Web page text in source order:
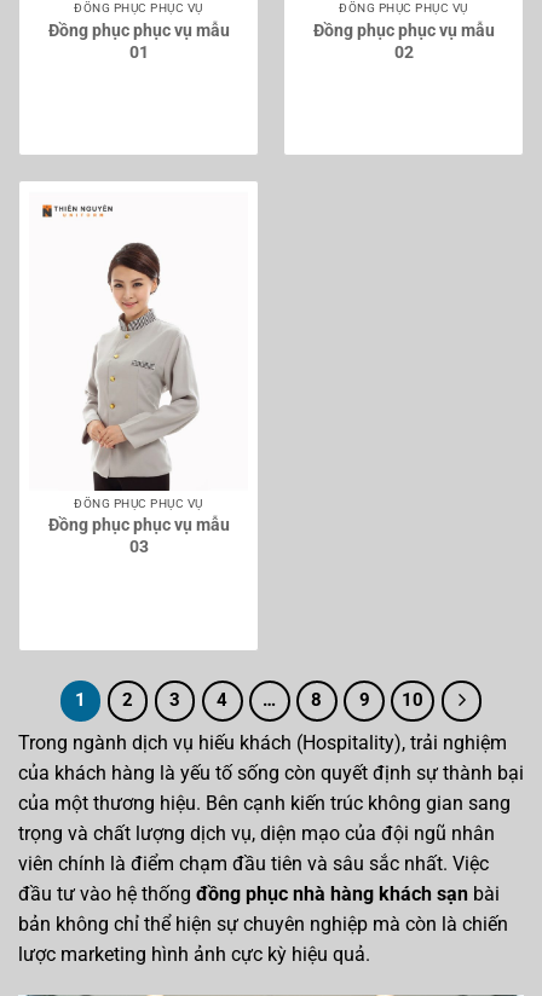
ĐỒNG PHỤC PHỤC VỤ
Đồng phục phục vụ mẫu
01
ĐỒNG PHỤC PHỤC VỤ
Đồng phục phục vụ mẫu
02
ĐỒNG PHỤC PHỤC VỤ
Đồng phục phục vụ mẫu
03
1 2 3 4 … 8 9 10
Trong ngành dịch vụ hiếu khách (Hospitality), trải nghiệm
của khách hàng là yếu tố sống còn quyết định sự thành bại
của một thương hiệu. Bên cạnh kiến trúc không gian sang
trọng và chất lượng dịch vụ, diện mạo của đội ngũ nhân
viên chính là điểm chạm đầu tiên và sâu sắc nhất. Việc
đầu tư vào hệ thống đồng phục nhà hàng khách sạn bài
bản không chỉ thể hiện sự chuyên nghiệp mà còn là chiến
lược marketing hình ảnh cực kỳ hiệu quả.